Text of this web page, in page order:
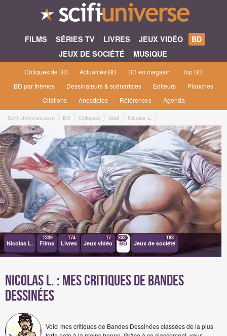
FILMS SÉRIES TV LIVRES JEUX VIDÉO
BD
JEUX DE SOCIÉTÉ
MUSIQUE
Critiques de BD Actualités BD BD en magasin
Top BD
BD par thèmes
Dessinateurs & scénaristes Editeurs
Planches
Citations
Anecdotes Références Agenda
Scifi-Universe.com BD Critiques Staff Nicolas L.
Nicolas L. Films
1339
Livres
174
Jeux vidéo
17
BD
303
Jeux de société
183
Nicolas L. : Mes critiques de bandes
dessinées
Voici mes critiques de Bandes Dessinées classées de la plus